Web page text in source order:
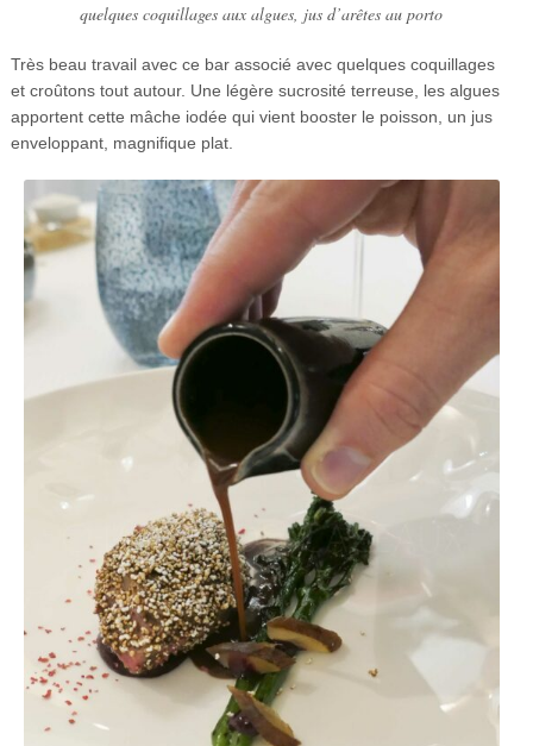
quelques coquillages aux algues, jus d’arêtes au porto
Très beau travail avec ce bar associé avec quelques coquillages
et croûtons tout autour. Une légère sucrosité terreuse, les algues
apportent cette mâche iodée qui vient booster le poisson, un jus
enveloppant, magnifique plat.